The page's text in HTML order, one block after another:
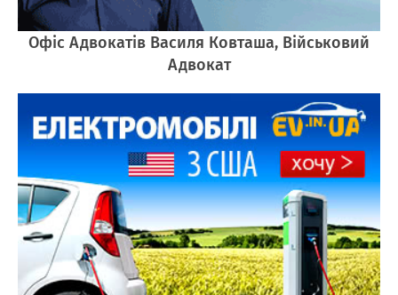
Офіс Адвокатів Василя Ковташа, Військовий
Адвокат